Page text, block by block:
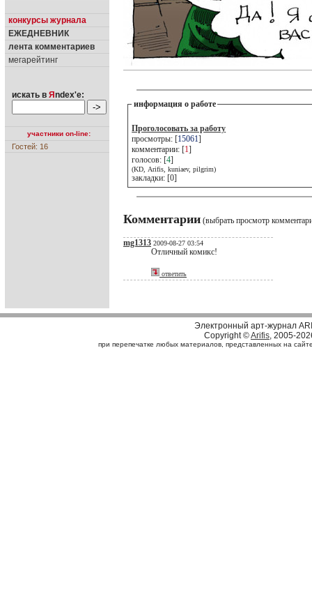
конкурсы журнала
ЕЖЕДНЕВНИК
лента комментариев
мегарейтинг
искать в Я ndex'е:
участники on-line:
Гостей: 16
информация о работе
Проголосовать за работу
просмотры: [15061]
комментарии: [1]
голосов: [4]
(KD, Arifis, kuniaev, pilgrim)
закладки: [0]
Комментарии (выбрать просмотр
mg1313 2009-08-27 03:54
Отличный комикс!
ответить
Электронный арт-журнал
Copyright ©Arifis, 2005-
при перепечатке любых материалов, представленных на